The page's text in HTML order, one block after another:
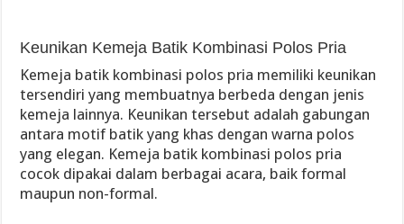
Keunikan Kemeja Batik Kombinasi Polos Pria
Kemeja batik kombinasi polos pria memiliki keunikan
tersendiri yang membuatnya berbeda dengan jenis
kemeja lainnya. Keunikan tersebut adalah gabungan
antara motif batik yang khas dengan warna polos
yang elegan. Kemeja batik kombinasi polos pria
cocok dipakai dalam berbagai acara, baik formal
maupun non-formal.